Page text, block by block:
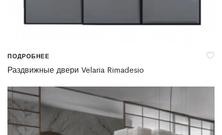
ПОДРОБНЕЕ
Раздвижные двери Velaria Rimadesio